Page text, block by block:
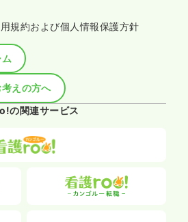
規約および個人情報保護方針
えの方へ
の関連サービス